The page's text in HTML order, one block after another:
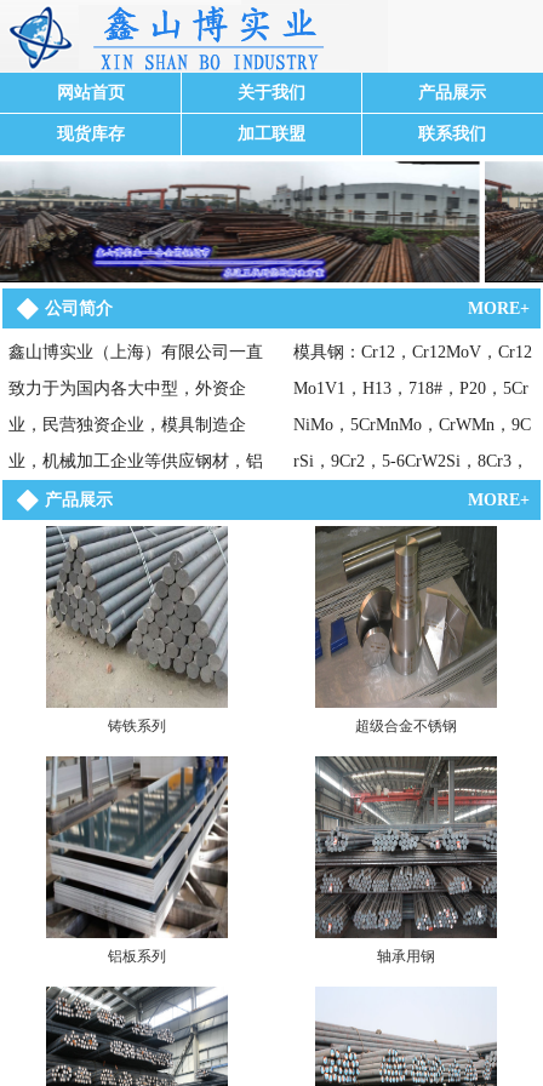
网站首页 关于我们 产品展示
现货库存 加工联盟 联系我们
公司简介 MORE+
鑫山博实业（上海）有限公司一直
致力于为国内各大中型，外资企
业，民营独资企业，模具制造企
业，机械加工企业等供应钢材，铝
合金，不锈钢，合金结构钢，40Cr
NiMo，20CrNiMo，42CrMo钢板，3
5CrMo钢板，40Cr钢板，合金圆
钢，中厚板，锻件，法兰，钢带，
轴承钢，易切钢，不锈圆钢，合金
管，矩形铝管，无缝铝管，精密铝
管，工业铝进口及国产方胚/钢锭/铝
合金结构钢：40CrNiMoA，20CrNi2
Mo ，20CrMnMo ，40CrMnMo ，3
5CrMo ，42CrMo，4140，4130，S
AE8620，45CrNiMoVA，16MnCr5
(15CrMn)，38CrMoAlA，20MnCr5
3，20Cr2Ni4A ，35CrMnSiA，30Cr
MnSiA，18CrNi3Mo，25Cr2MoV，
22CrMoH，20CrMnMo，20-30CrMn
模具钢：Cr12，Cr12MoV，Cr12
Mo1V1，H13，718#，P20，5Cr
NiMo，5CrMnMo，CrWMn，9C
rSi，9Cr2，5-6CrW2Si，8Cr3，
9Mn2V，4Cr5W2VSi，30Cr3
W，4Cr2MoVNi(B2)，SKD11.
不锈钢：圆钢，光亮棒，六角
棒，方棒，管材，材质：304，3
04L，303，321，316L，309S，
310S，2205，316Ti，17-4PH，1
Cr17Ni2，2507，347H，904L，
9Cr18Mo， 特 殊 钢：哈氏合
金，镍基合金，蒙乃尔合金，高
温合金，HastelloyC-276，Hastell
oyC-22，Monel 400，Monel K50
0，Inconel600，Inconel625，Inc
oloy800，Incoloy825，GH213
铝合金：6063，T5、T6 T4，606
1t4、t5、t6 ，2024，LY12， 2A
产品展示 MORE+
铸铁系列 超级合金不锈钢
铝板系列 轴承用钢